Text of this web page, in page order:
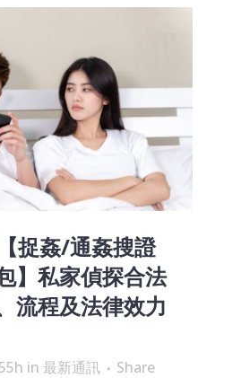
【捉姦/通姦搜證
】私家偵探合法
流程及法律效力
in 最新通訊 Share